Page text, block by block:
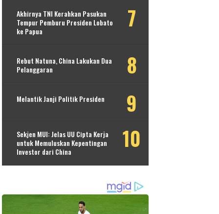
Akhirnya TNI Kerahkan Pasukan
Tempur Pemburu Presiden Lobato
ke Papua
Rebut Natuna, China Lakukan Dua
Pelanggaran
Melantik Janji Politik Presiden
Sekjen MUI: Jelas UU Cipta Kerja
untuk Memuluskan Kepentingan
Investor dari China